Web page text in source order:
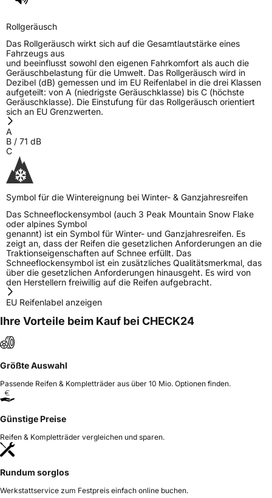
Rollgeräusch
Das Rollgeräusch wirkt sich auf die Gesamtlautstärke eines
Fahrzeugs aus
und beeinflusst sowohl den eigenen Fahrkomfort als auch die
Geräuschbelastung für die Umwelt. Das Rollgeräusch wird in
Dezibel (dB) gemessen und im EU Reifenlabel in die drei Klassen
aufgeteilt: von A (niedrigste Geräuschklasse) bis C (höchste
Geräuschklasse). Die Einstufung für das Rollgeräusch orientiert
sich an EU Grenzwerten.
A
B / 71 dB
C
Symbol für die Wintereignung bei Winter- & Ganzjahresreifen
Das Schneeflockensymbol (auch 3 Peak Mountain Snow Flake
oder alpines Symbol
genannt) ist ein Symbol für Winter- und Ganzjahresreifen. Es
zeigt an, dass der Reifen die gesetzlichen Anforderungen an die
Traktionseigenschaften auf Schnee erfüllt. Das
Schneeflockensymbol ist ein zusätzliches Qualitätsmerkmal, das
über die gesetzlichen Anforderungen hinausgeht. Es wird von
den Herstellern freiwillig auf die Reifen aufgebracht.
EU Reifenlabel anzeigen
Ihre Vorteile beim Kauf bei CHECK24
Größte Auswahl
Passende Reifen & Kompletträder aus über 10 Mio. Optionen finden.
Günstige Preise
Reifen & Kompletträder vergleichen und sparen.
Rundum sorglos
Werkstattservice zum Festpreis einfach online buchen.